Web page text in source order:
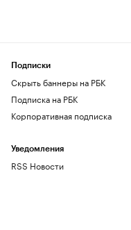
Подписки
Скрыть баннеры на РБК
Подписка на РБК
Корпоративная подписка
Уведомления
RSS Новости